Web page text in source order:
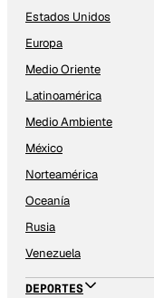
Estados Unidos
Europa
Medio Oriente
Latinoamérica
Medio Ambiente
México
Norteamérica
Oceanía
Rusia
Venezuela
DEPORTES